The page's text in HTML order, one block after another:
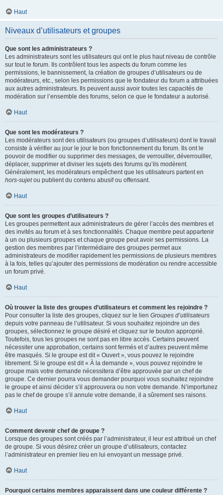
Haut
Niveaux d’utilisateurs et groupes
Que sont les administrateurs ?
Les administrateurs sont les utilisateurs qui ont le plus haut niveau de contrôle
sur tout le forum. Ils contrôlent tous les aspects du forum comme les
permissions, le bannissement, la création de groupes d’utilisateurs ou de
modérateurs, etc., selon les permissions que le fondateur du forum a attribuées
aux autres administrateurs. Ils peuvent aussi avoir toutes les capacités de
modération sur l’ensemble des forums, selon ce que le fondateur a autorisé.
Haut
Que sont les modérateurs ?
Les modérateurs sont des utilisateurs (ou groupes d’utilisateurs) dont le travail
consiste à vérifier au jour le jour le bon fonctionnement du forum. Ils ont le
pouvoir de modifier ou supprimer des messages, de verrouiller, déverrouiller,
déplacer, supprimer et diviser les sujets des forums qu’ils modèrent.
Généralement, les modérateurs empêchent que les utilisateurs partent en
hors-sujetou publient du contenu abusif ou offensant.
Haut
Que sont les groupes d’utilisateurs ?
Les groupes permettent aux administrateurs de gérer l’accès des membres et
des invités au forum et à ses fonctionnalités. Chaque membre peut appartenir
à un ou plusieurs groupes et chaque groupe peut avoir ses permissions. La
gestion des membres par l’intermédiaire des groupes permet aux
administrateurs de modifier rapidement les permissions de plusieurs membres
à la fois, telles qu’ajouter des permissions de modération ou rendre accessible
un forum privé.
Haut
Où trouver la liste des groupes d’utilisateurs et comment les rejoindre ?
Pour consulter la liste des groupes, cliquez sur le lien Groupes d’utilisateurs
depuis votre panneau de l’utilisateur. Si vous souhaitez rejoindre un des
groupes, sélectionnez le groupe désiré et cliquez sur le bouton approprié.
Toutefois, tous les groupes ne sont pas en libre accès. Certains peuvent
nécessiter une approbation, certains sont fermés et d’autres peuvent même
être masqués. Si le groupe est dit « Ouvert », vous pouvez le rejoindre
librement. Si le groupe est dit « À la demande », vous pouvez rejoindre le
groupe mais votre demande nécessitera d’être approuvée par un chef de
groupe. Ce dernier pourra vous demander pourquoi vous souhaitez rejoindre
le groupe et ainsi décider s’il approuvera ou non votre demande. N’importunez
pas le chef de groupe s’il annule votre demande, il a sûrement ses raisons.
Haut
Comment devenir chef de groupe ?
Lorsque des groupes sont créés par l’administrateur, il leur est attribué un chef
de groupe. Si vous désirez créer un groupe d’utilisateurs, contactez
l’administrateur en premier lieu en lui envoyant un message privé.
Haut
Pourquoi certains membres apparaissent dans une couleur différente ?